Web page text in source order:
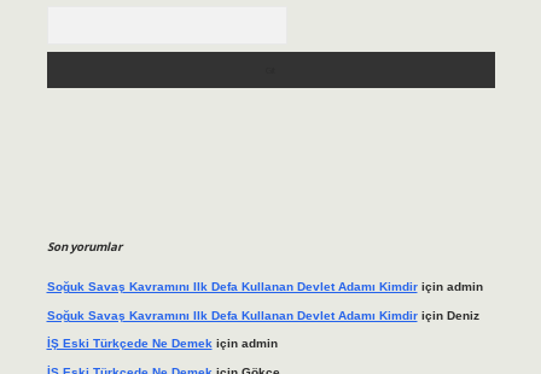
Son yorumlar
Soğuk Savaş Kavramını Ilk Defa Kullanan Devlet Adamı Kimdiriçin admin
Soğuk Savaş Kavramını Ilk Defa Kullanan Devlet Adamı Kimdiriçin Deniz
İŞ Eski Türkçede Ne Demekiçin admin